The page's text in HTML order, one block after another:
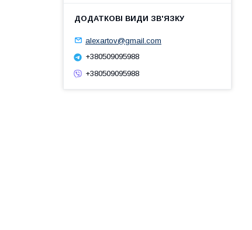
alexartov@gmail.com
+380509095988
+380509095988